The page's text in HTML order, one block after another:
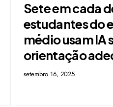
Sete em cada
estudantes do
médio usam IA
orientação
setembro 16, 2025